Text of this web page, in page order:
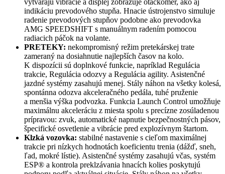
indikáciu prevodového stupňa. Hnacie ústrojenstvo simuluje
radenie prevodových stupňov podobne ako prevodovka
AMG SPEEDSHIFT s manuálnym radením pomocou
radiacich páčok na volante.
PRETEKY: nekompromisný režim pretekárskej trate
zameraný na dosiahnutie najlepších časov na kolo.
K dispozícii sú doplnkové funkcie, napríklad Regulácia
trakcie, Regulácia odozvy a Regulácia agility. Asistenčné
jazdné systémy zasahujú menej. Stály náhon na všetky kolesá,
spontánna odozva akceleračného pedála, tuhé pruženie
a menšia výška podvozka. Funkcia Launch Control umožňuje
maximálnu akceleráciu z miesta spolu s precízne zosúladenou
prípravou: zvuk, automatické napnutie bezpečnostných pásov,
špecifické osvetlenie a vibrácie pred explozívnym štartom.
Klzká vozovka: stabilné nastavenie s cieľom maximálnej
trakcie pri nízkych hodnotách koeficientu trenia (dážď, sneh,
ľad, mokré lístie). Asistenčné systémy zasahujú včas, systém
ESP® a kontrola preklzávania hnacích kolies poskytujú